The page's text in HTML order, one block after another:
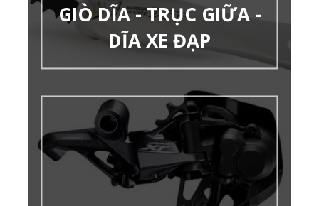
GIÒ DĨA - TRỤC GIỮA -
DĨA XE ĐẠP